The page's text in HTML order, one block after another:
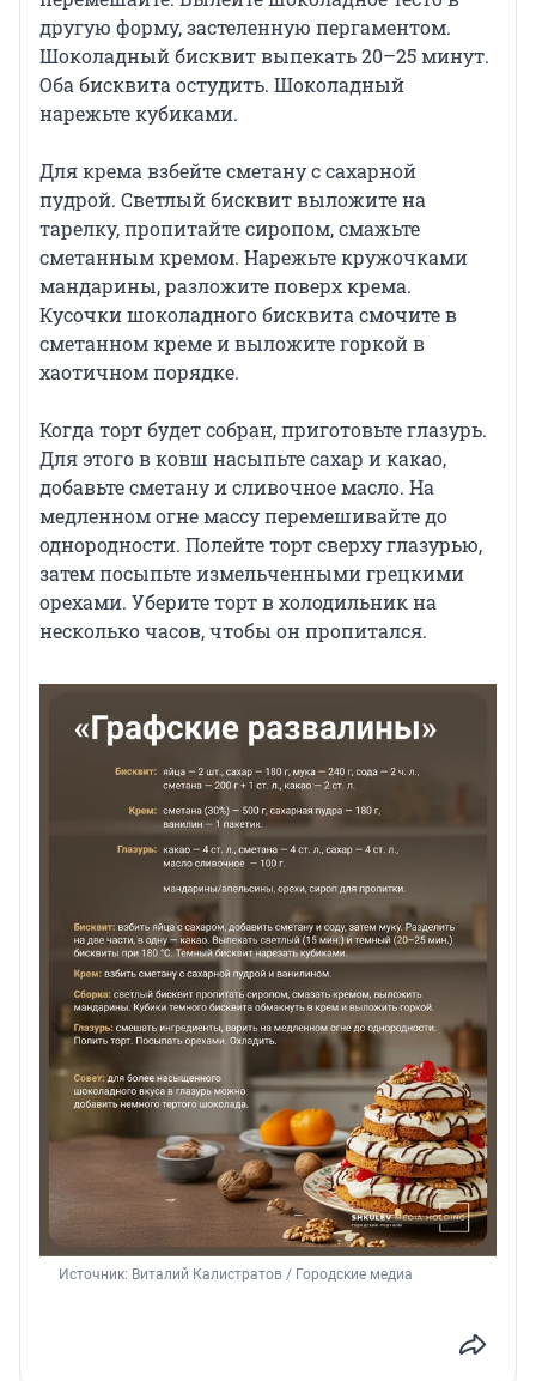
другую форму, застеленную пергаментом.
Шоколадный бисквит выпекать 20–25 минут.
Оба бисквита остудить. Шоколадный
нарежьте кубиками.
Для крема взбейте сметану с сахарной
пудрой. Светлый бисквит выложите на
тарелку, пропитайте сиропом, смажьте
сметанным кремом. Нарежьте кружочками
мандарины, разложите поверх крема.
Кусочки шоколадного бисквита смочите в
сметанном креме и выложите горкой в
хаотичном порядке.
Когда торт будет собран, приготовьте глазурь.
Для этого в ковш насыпьте сахар и какао,
добавьте сметану и сливочное масло. На
медленном огне массу перемешивайте до
однородности. Полейте торт сверху глазурью,
затем посыпьте измельченными грецкими
орехами. Уберите торт в холодильник на
несколько часов, чтобы он пропитался.
Источник: Виталий Калистратов / Городские медиа